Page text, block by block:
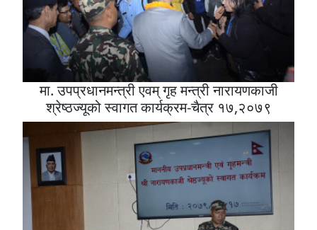
मा. उपप्रधानमन्त्री एवम् गृह मन्त्री नारायणकाजी
श्रेष्ठज्यूको स्वागत कार्यक्रम-चैत्र १७,२०७९